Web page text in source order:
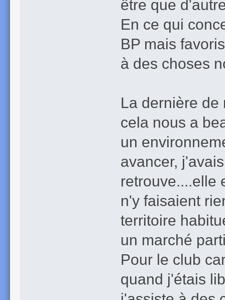
être que
En ce qui
BP mais
à des choses
La dernière
cela nous a
un
avancer,
retrouve....elle
n'y faisaient
territoire
un marché
Pour le club
quand j'étais